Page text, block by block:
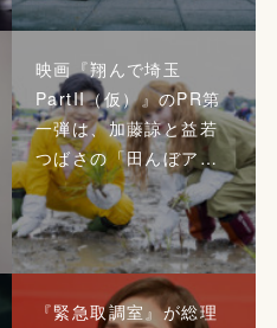
映画『翔んで埼玉
PartII（仮）』のPR第
一弾は、加藤諒と益若
つばさの「田んぼア…
『緊急取調室』が総理